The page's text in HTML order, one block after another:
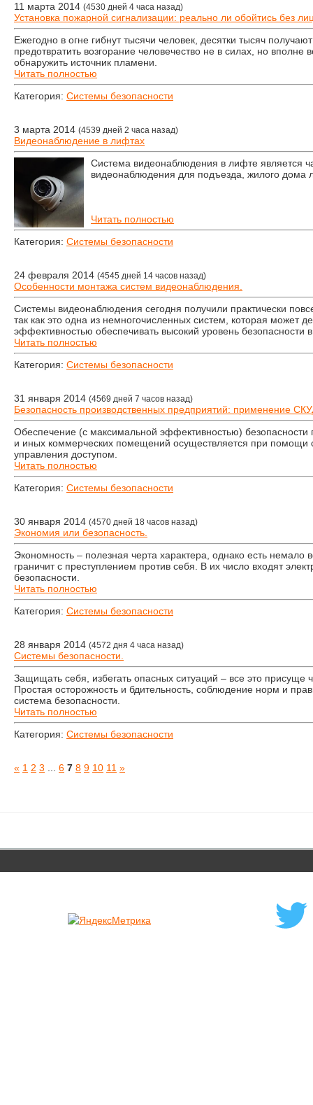
11 марта 2014 (4530 дней 4 часа назад)
Установка пожарной сигнализации: реально ли обойтись без
Ежегодно в огне гибнут тысячи человек, десятки тысяч
предотвратить возгорание человечество не в силах, но
обнаружить источник пламени.
Читать полностью
Категория: Системы безопасности
3 марта 2014 (4539 дней 2 часа назад)
Видеонаблюдение в лифтах
Cистема видеонаблюдения в лифте является
видеонаблюдения для подъезда, жилого дома
Читать полностью
Категория: Системы безопасности
24 февраля 2014 (4545 дней 14 часов назад)
Особенности монтажа систем видеонаблюдения.
Системы видеонаблюдения сегодня получили практически
так как это одна из немногочисленных систем, которая может
эффективностью обеспечивать высокий уровень безопасности
Читать полностью
Категория: Системы безопасности
31 января 2014 (4569 дней 7 часов назад)
Безопасность производственных предприятий: применение
Обеспечение (с максимальной эффективностью)
и иных коммерческих помещений осуществляется при помощи
управления доступом.
Читать полностью
Категория: Системы безопасности
30 января 2014 (4570 дней 18 часов назад)
Экономия или безопасность.
Экономность – полезная черта характера, однако есть немало
граничит с преступлением против себя. В их число входят
безопасности.
Читать полностью
Категория: Системы безопасности
28 января 2014 (4572 дня 4 часа назад)
Системы безопасности.
Защищать себя, избегать опасных ситуаций – все это присуще
Простая осторожность и бдительность, соблюдение норм и
система безопасности.
Читать полностью
Категория: Системы безопасности
« 1 2 3 6 7 8 9 10 11 »